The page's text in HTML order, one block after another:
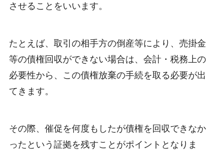
させることをいいます。
たとえば、取引の相手方の倒産等により、売掛金
等の債権回収ができない場合は、会計・税務上の
必要性から、この債権放棄の手続を取る必要が出
てきます。
その際、催促を何度もしたが債権を回収できなか
ったという証拠を残すことがポイントとなりま